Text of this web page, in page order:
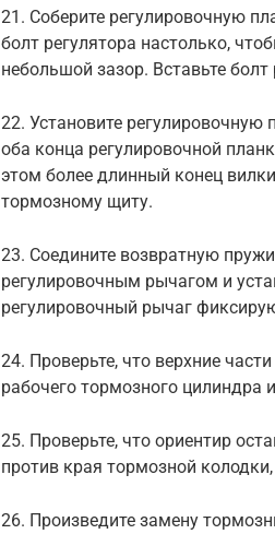
21. Соберите регулировочную
болт регулятора настолько,
небольшой зазор. Вставьте
22. Установите
оба конца регулировочной
этом более длинный конец
тормозному щиту.
23. Соедините возвратную
регулировочным рычагом и
регулировочный рычаг
24. Проверьте, что верхние
рабочего тормозного цилиндра
25. Проверьте, что ориентир
против края тормозной
26. Произведите замену